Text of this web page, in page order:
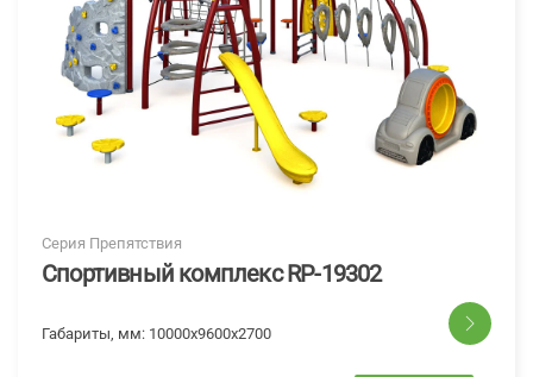
Серия Препятствия
Спортивный комплекс RP-19302
Габариты, мм: 10000х9600х2700